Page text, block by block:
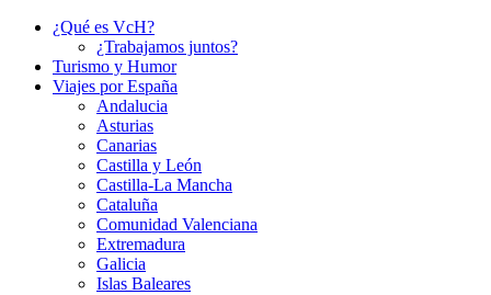
¿Qué es VcH?
¿Trabajamos juntos?
Turismo y Humor
Viajes por España
Andalucia
Asturias
Canarias
Castilla y León
Castilla-La Mancha
Cataluña
Comunidad Valenciana
Extremadura
Galicia
Islas Baleares